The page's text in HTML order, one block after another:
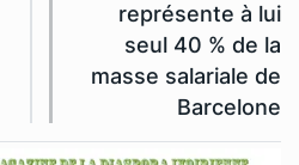
représente à lui
seul 40 % de la
masse salariale de
Barcelone